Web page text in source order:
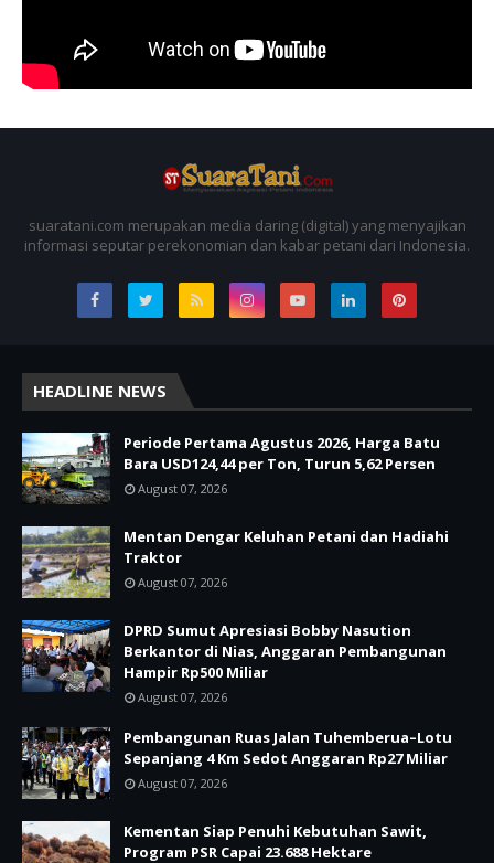
suaratani.com merupakan media daring (digital) yang menyajikan
informasi seputar perekonomian dan kabar petani dari Indonesia.
HEADLINE NEWS
Periode Pertama Agustus 2026, Harga Batu
Bara USD124,44 per Ton, Turun 5,62 Persen
August 07, 2026
Mentan Dengar Keluhan Petani dan Hadiahi
Traktor
August 07, 2026
DPRD Sumut Apresiasi Bobby Nasution
Berkantor di Nias, Anggaran Pembangunan
Hampir Rp500 Miliar
August 07, 2026
Pembangunan Ruas Jalan Tuhemberua–Lotu
Sepanjang 4 Km Sedot Anggaran Rp27 Miliar
August 07, 2026
Kementan Siap Penuhi Kebutuhan Sawit,
Program PSR Capai 23.688 Hektare